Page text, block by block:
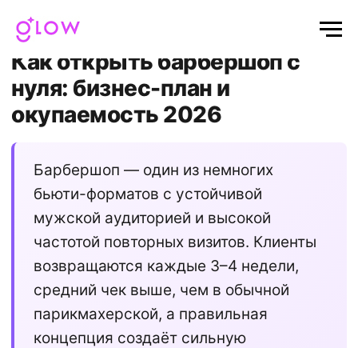
Главная/Блог
Как открыть барбершоп с
нуля: бизнес-план и
окупаемость 2026
Барбершоп — один из немногих
бьюти-форматов с устойчивой
мужской аудиторией и высокой
частотой повторных визитов. Клиенты
возвращаются каждые 3–4 недели,
средний чек выше, чем в обычной
парикмахерской, а правильная
концепция создаёт сильную